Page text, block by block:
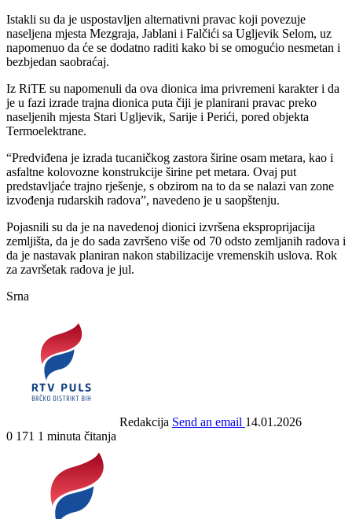
Istakli su da je uspostavljen alternativni pravac koji povezuje
naseljena mjesta Mezgraja, Jablani i Falčići sa Ugljevik Selom, uz
napomenuo da će se dodatno raditi kako bi se omogućio nesmetan i
bezbjedan saobraćaj.
Iz RiTE su napomenuli da ova dionica ima privremeni karakter i da
je u fazi izrade trajna dionica puta čiji je planirani pravac preko
naseljenih mjesta Stari Ugljevik, Sarije i Perići, pored objekta
Termoelektrane.
“Predviđena je izrada tucaničkog zastora širine osam metara, kao i
asfaltne kolovozne konstrukcije širine pet metara. Ovaj put
predstavljaće trajno rješenje, s obzirom na to da se nalazi van zone
izvođenja rudarskih radova”, navedeno je u saopštenju.
Pojasnili su da je na navedenoj dionici izvršena eksproprijacija
zemljišta, da je do sada završeno više od 70 odsto zemljanih radova i
da je nastavak planiran nakon stabilizacije vremenskih uslova. Rok
za završetak radova je jul.
Srna
Redakcija Send an email 14.01.2026
0 171 1 minuta čitanja